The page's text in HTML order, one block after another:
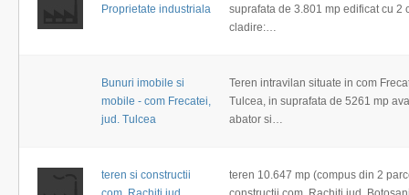
Proprietate industriala
suprafata de 3.801 mp edificat cu 2
cladire:…
Bunuri imobile si
mobile - com Frecatei,
jud. Tulcea
Teren intravilan situate in com
Tulcea, in suprafata de 5261 mp
abator si…
teren si constructii
teren 10.647 mp (compus din 2